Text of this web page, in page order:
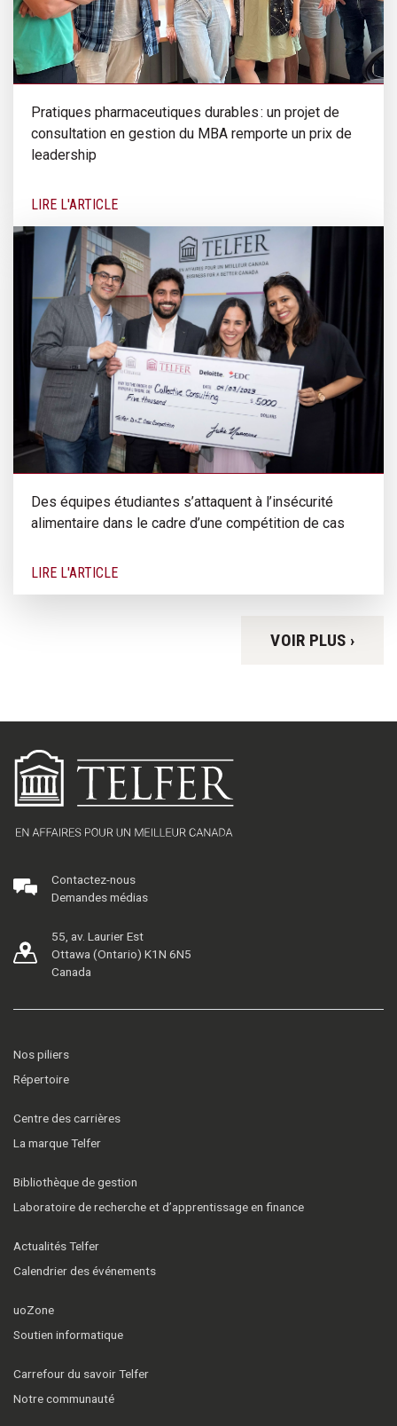
Pratiques pharmaceutiques durables : un projet de
consultation en gestion du MBA remporte un prix de
leadership
LIRE L'ARTICLE
Des équipes étudiantes s’attaquent à l’insécurité
alimentaire dans le cadre d’une compétition de cas
LIRE L'ARTICLE
VOIR PLUS ›
Contactez-nous
Demandes médias
55, av. Laurier Est
Ottawa (Ontario) K1N 6N5
Canada
Nos piliers
Répertoire
Centre des carrières
La marque Telfer
Bibliothèque de gestion
Laboratoire de recherche et d’apprentissage en finance
Actualités Telfer
Calendrier des événements
uoZone
Soutien informatique
Carrefour du savoir Telfer
Notre communauté